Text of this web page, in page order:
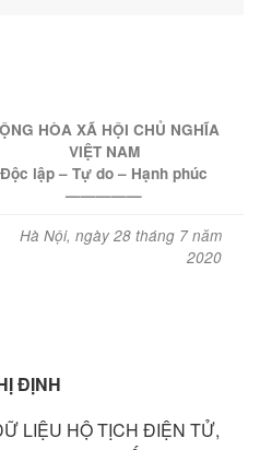
HÒA XÃ HỘI CHỦ NGHĨA
VIỆT NAM
Độc lập – Tự do – Hạnh phúc
—————
Hà Nội, ngày 28 tháng 7 năm
2020
ĐỊNH
LIỆU HỘ TỊCH ĐIỆN TỬ,